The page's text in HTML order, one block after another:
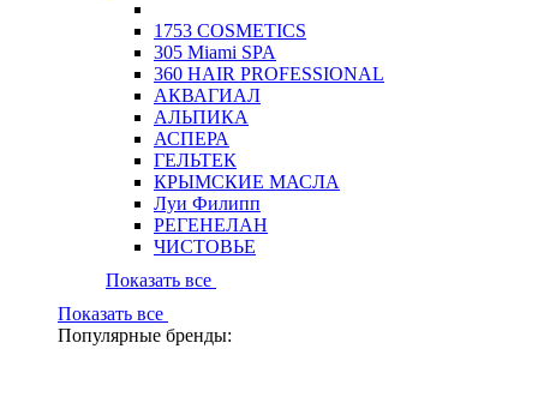
1753 COSMETICS
305 Miami SPA
360 HAIR PROFESSIONAL
АКВАГИАЛ
АЛЬПИКА
АСПЕРА
ГЕЛЬТЕК
КРЫМСКИЕ МАСЛА
Луи Филипп
РЕГЕНЕЛАН
ЧИСТОВЬЕ
Показать все
Показать все
Популярные бренды: